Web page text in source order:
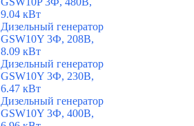
9.04 кВт
Дизельный генератор
GSW10Y 3Ф, 208В,
8.09 кВт
Дизельный генератор
GSW10Y 3Ф, 230В,
6.47 кВт
Дизельный генератор
GSW10Y 3Ф, 400В,